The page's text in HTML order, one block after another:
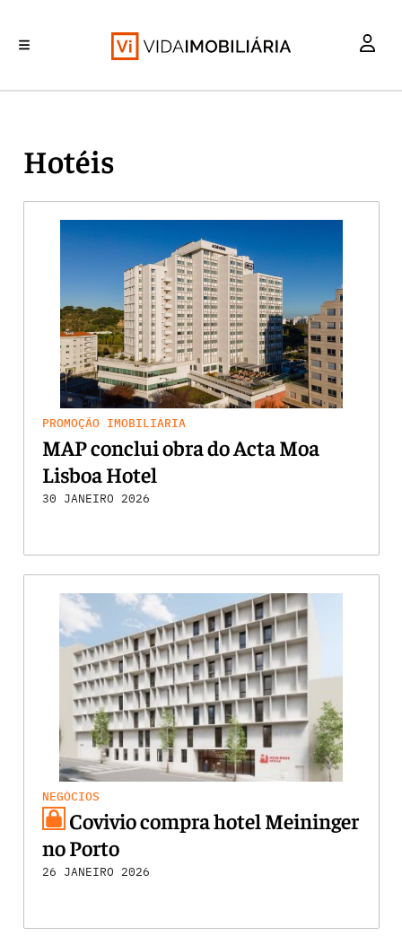
Hotéis
PROMOÇÃO IMOBILIÁRIA
MAP conclui obra do Acta Moa
Lisboa Hotel
30 JANEIRO 2026
NEGÓCIOS
Covivio compra hotel Meininger
no Porto
26 JANEIRO 2026